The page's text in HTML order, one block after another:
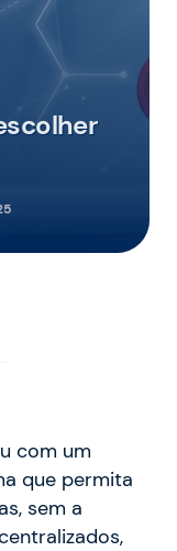
com um
que permita
sem a